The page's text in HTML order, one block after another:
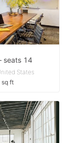
seats 14
States
ft